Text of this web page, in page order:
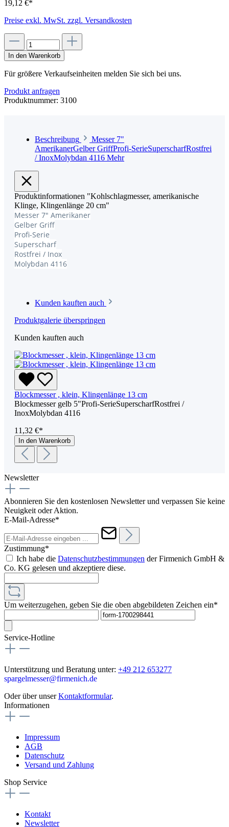
19,12 €*
Preise exkl. MwSt. zzgl. Versandkosten
In den Warenkorb
Für größere Verkaufseinheiten melden Sie sich bei uns.
Produkt anfragen
Produktnummer: 3100
Beschreibung
Messer 7"
AmerikanerGelber GriffProfi-SerieSuperscharfRostfrei
/ InoxMolybdan 4116 Mehr
Produktinformationen "Kohlschlagmesser, amerikanische
Klinge, Klingenlänge 20 cm"
Messer 7" Amerikaner
Gelber Griff
Profi-Serie
Superscharf
Rostfrei / Inox
Molybdan 4116
Kunden kauften auch
Produktgalerie überspringen
Kunden kauften auch
Blockmesser , klein, Klingenlänge 13 cm
Blockmesser gelb 5"Profi-SerieSuperscharfRostfrei /
InoxMolybdan 4116
11,32 €*
In den Warenkorb
Newsletter
Abonnieren Sie den kostenlosen Newsletter und verpassen Sie keine
Neuigkeit oder Aktion.
E-Mail-Adresse*
Zustimmung*
Ich habe die Datenschutzbestimmungen der Firmenich GmbH &
Co. KG gelesen und akzeptiere diese.
Um weiterzugehen, geben Sie die oben abgebildeten Zeichen ein*
Service-Hotline
Unterstützung und Beratung unter: +49 212 653277
spargelmesser@firmenich.de
Oder über unserKontaktformular.
Informationen
Impressum
AGB
Datenschutz
Versand und Zahlung
Shop Service
Kontakt
Newsletter